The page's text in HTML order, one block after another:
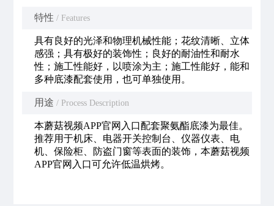
特性 / Features
具有良好的光泽和物理机械性能；花纹清晰、立体
感强；具有极好的装饰性；良好的耐油性和耐水
性；施工性能好，以喷涂为主；施工性能好，能和
多种底漆配套使用，也可单独使用。
用途 / Process Description
本蘑菇视频APP官网入口配套聚氨酯底漆为最佳。
推荐用于机床、电器开关控制台、仪器仪表、电
机、保险柜、防盗门窗等表面的装饰，本蘑菇视频
APP官网入口可允许低温烘烤。